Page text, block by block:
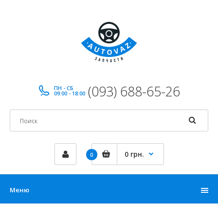
ПН - СБ
09:00 - 18:00 (093) 688-65-26
0 0 грн.
Меню